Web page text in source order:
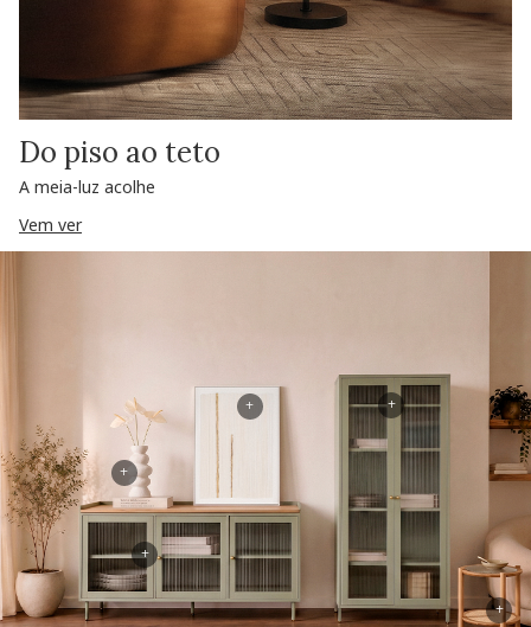
Do piso ao teto
A meia-luz acolhe
Vem ver
+
+
+
+
+